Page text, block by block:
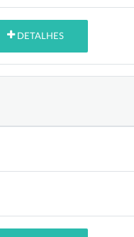
DETALHES